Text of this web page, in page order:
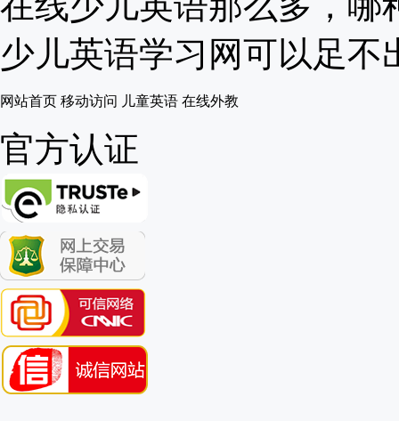
少儿英语学习网可以足不
网站首页 移动访问 儿童英语 在线外教
官方认证